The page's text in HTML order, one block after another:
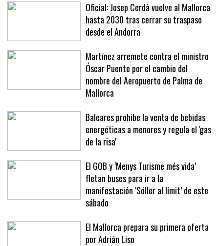
Oficial: Josep Cerdà vuelve al Mallorca
hasta 2030 tras cerrar su traspaso
desde el Andorra
Martínez arremete contra el ministro
Óscar Puente por el cambio del
nombre del Aeropuerto de Palma de
Mallorca
Baleares prohíbe la venta de bebidas
energéticas a menores y regula el 'gas
de la risa'
El GOB y ‘Menys Turisme més vida’
fletan buses para ir a la
manifestación ‘Sóller al límit’ de este
sábado
El Mallorca prepara su primera oferta
por Adrián Liso